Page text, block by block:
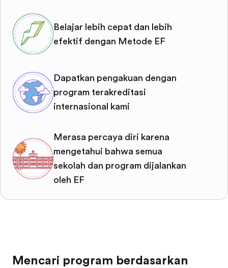
Belajar lebih cepat dan lebih
efektif dengan Metode EF
Dapatkan pengakuan dengan
program terakreditasi
internasional kami
Merasa percaya diri karena
mengetahui bahwa semua
sekolah dan program dijalankan
oleh EF
Mencari program berdasarkan